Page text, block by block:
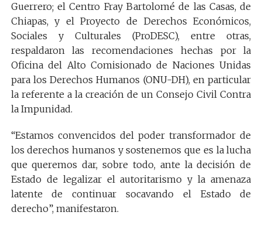
Guerrero; el Centro Fray Bartolomé de las Casas, de
Chiapas, y el Proyecto de Derechos Económicos,
Sociales y Culturales (ProDESC), entre otras,
respaldaron las recomendaciones hechas por la
Oficina del Alto Comisionado de Naciones Unidas
para los Derechos Humanos (ONU-DH), en particular
la referente a la creación de un Consejo Civil Contra
la Impunidad.
“Estamos convencidos del poder transformador de
los derechos humanos y sostenemos que es la lucha
que queremos dar, sobre todo, ante la decisión de
Estado de legalizar el autoritarismo y la amenaza
latente de continuar socavando el Estado de
derecho”, manifestaron.